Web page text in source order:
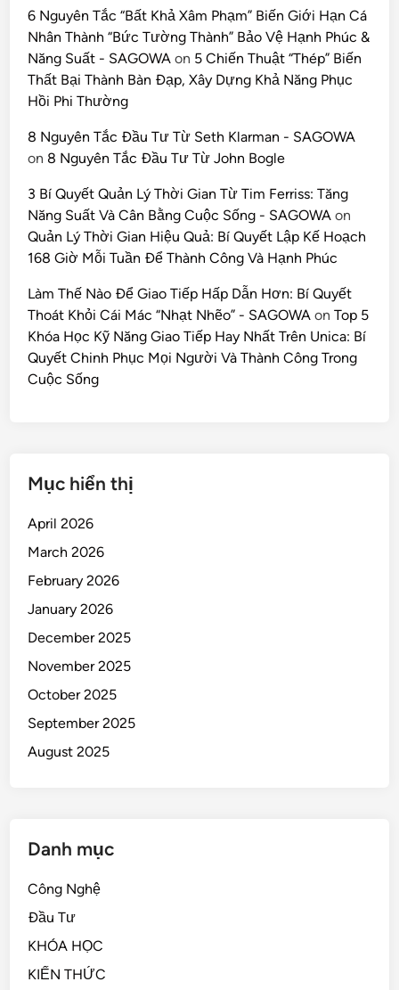
6 Nguyên Tắc “Bất Khả Xâm Phạm” Biến Giới Hạn Cá
Nhân Thành “Bức Tường Thành” Bảo Vệ Hạnh Phúc &
Năng Suất - SAGOWA on 5 Chiến Thuật “Thép” Biến
Thất Bại Thành Bàn Đạp, Xây Dựng Khả Năng Phục
Hồi Phi Thường
8 Nguyên Tắc Đầu Tư Từ Seth Klarman - SAGOWA
on 8 Nguyên Tắc Đầu Tư Từ John Bogle
3 Bí Quyết Quản Lý Thời Gian Từ Tim Ferriss: Tăng
Năng Suất Và Cân Bằng Cuộc Sống - SAGOWA on
Quản Lý Thời Gian Hiệu Quả: Bí Quyết Lập Kế Hoạch
168 Giờ Mỗi Tuần Để Thành Công Và Hạnh Phúc
Làm Thế Nào Để Giao Tiếp Hấp Dẫn Hơn: Bí Quyết
Thoát Khỏi Cái Mác “Nhạt Nhẽo” - SAGOWA onTop 5
Khóa Học Kỹ Năng Giao Tiếp Hay Nhất Trên Unica: Bí
Quyết Chinh Phục Mọi Người Và Thành Công Trong
Cuộc Sống
Mục hiển thị
April 2026
March 2026
February 2026
January 2026
December 2025
November 2025
October 2025
September 2025
August 2025
Danh mục
Công Nghệ
Đầu Tư
KHÓA HỌC
KIẾN THỨC